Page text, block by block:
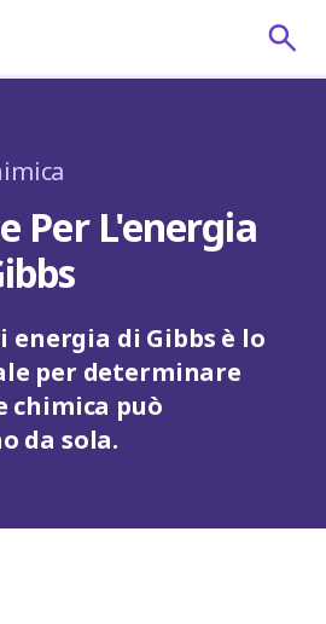
Per L'energia
di Gibbs è lo
per determinare
chimica può
da sola.